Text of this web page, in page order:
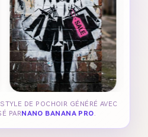
DE POCHOIR GÉNÉRÉ AVEC
PARNANO BANANA PRO.